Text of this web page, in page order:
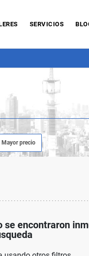
SERVICIOS
Mayor precio
se encontraron